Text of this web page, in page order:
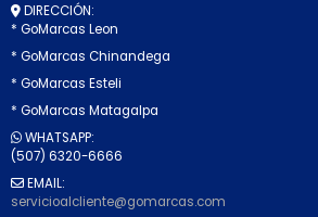
DIRECCIÓN:
* GoMarcas Leon
* GoMarcas Chinandega
* GoMarcas Esteli
* GoMarcas Matagalpa
WHATSAPP:
(507) 6320-6666
EMAIL:
servicioalcliente@gomarcas.com